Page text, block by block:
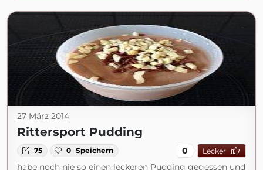
27 März 2014
Rittersport Pudding
75 0 Speichern 0 Lecker
habe noch nie so einen leckeren Pudding gegessen und